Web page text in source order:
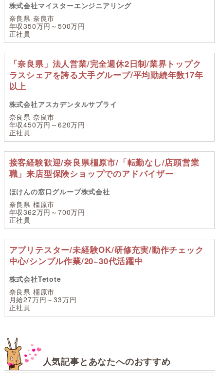
株式会社マイスターエンジニアリング
奈良県 奈良市
年収350万円～500万円
正社員
「奈良県」法人営業/完全週休2日制/業界トップク
ラスシェアを誇る大手グループ/平均勤続年数17年
以上
株式会社アスカデンタルサプライ
奈良県 奈良市
年収450万円～620万円
正社員
接客経験歓迎/奈良県橿原市/「転勤なし/店頭営業
職」来店型保険ショップでのアドバイザー
ほけんの窓口グループ株式会社
奈良県 橿原市
年収362万円～700万円
正社員
アプリテスター/未経験OK/研修充実/動作チェック
中心/シンプル作業/20~30代活躍中
株式会社Tetote
奈良県 橿原市
月給27万円～33万円
正社員
人気記事とあなたへのおすすめ